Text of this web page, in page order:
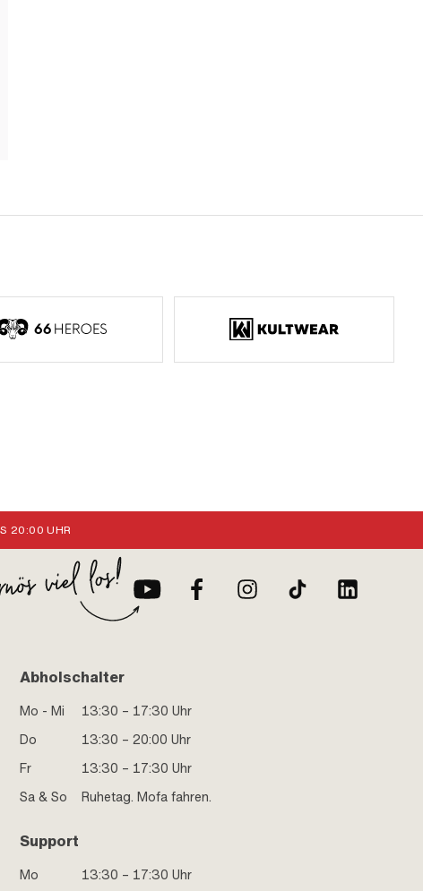
20:00 UHR
Abholschalter
Mo - Mi
13:30 – 17:30 Uhr
Do
13:30 – 20:00 Uhr
Fr
13:30 – 17:30 Uhr
Sa & So
Ruhetag. Mofa fahren.
Support
Mo 13:30 – 17:30 Uhr